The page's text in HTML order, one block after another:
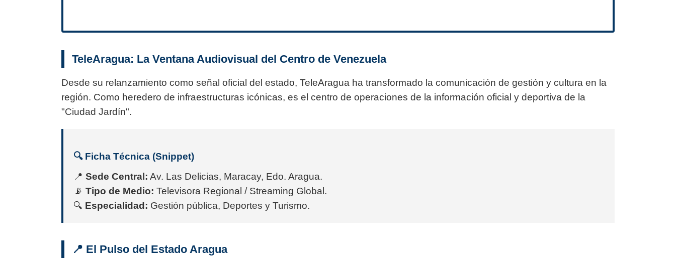
TeleAragua: La Ventana Audiovisual del Centro de Venezuela
Desde su relanzamiento como señal oficial del estado, TeleAragua ha transformado la comunicación de gestión y cultura en la
región. Como heredero de infraestructuras icónicas, es el centro de operaciones de la información oficial y deportiva de la
"Ciudad Jardín".
🔍 Ficha Técnica (Snippet)
📍 Sede Central: Av. Las Delicias, Maracay, Edo. Aragua.
📡 Tipo de Medio: Televisora Regional / Streaming Global.
🔍 Especialidad: Gestión pública, Deportes y Turismo.
📍 El Pulso del Estado Aragua